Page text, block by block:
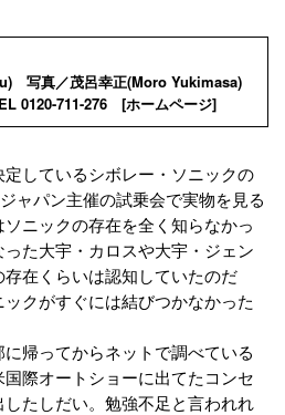
写真／茂呂幸正(Moro Yukimasa)
0120-711-276 [ホームページ]
しているシボレー・ソニックの
ャパン主催の試乗会で実物を見る
ニックの存在を全く知らなかっ
た大宇・カロスや大宇・ジェン
存在くらいは認知していたのだ
クがすぐには結びつかなかった
帰ってからネットで調べている
際オートショーに出てたコンセ
たしだい。勉強不足と言われれ